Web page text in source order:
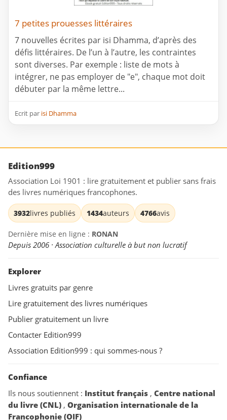
7 petites prouesses littéraires
7 nouvelles écrites par isi Dhamma, d’après des
défis littéraires. De l’un à l’autre, les contraintes
sont diverses. Par exemple : liste de mots à
intégrer, ne pas employer de "e", chaque mot doit
débuter par la même lettre...
Ecrit par isi Dhamma
Edition999
Association Loi 1901 : lire gratuitement et publier sans frais
des livres numériques francophones.
3932livres publiés 1434auteurs 4766avis
Dernière mise en ligne : RONAN
Depuis 2006 · Association culturelle à but non lucratif
Explorer
Livres gratuits par genre
Lire gratuitement des livres numériques
Publier gratuitement un livre
Contacter Edition999
Association Edition999 : qui sommes-nous ?
Confiance
Ils nous soutiennent : Institut français , Centre national
du livre (CNL) , Organisation internationale de la
Francophonie (OIF)